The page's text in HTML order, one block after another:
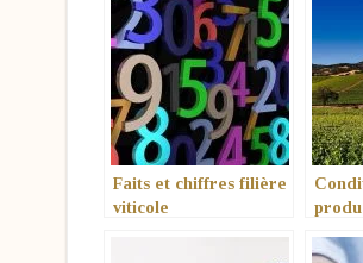
Faits et chiffres filière
viticole